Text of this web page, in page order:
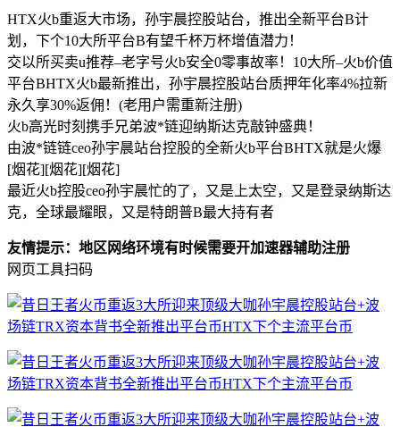
HTX火b重返大市场，孙宇晨控股站台，推出全新平台B计
划，下个10大所平台B有望千杯万杯增值潜力！
交以所买卖u推荐–老字号火b安全0零事故率！10大所–火b价值
平台BHTX火b最新推出，孙宇晨控股站台质押年化率4%拉新
永久享30%返佣！(老用户需重新注册)
火b高光时刻携手兄弟波*链迎纳斯达克敲钟盛典！
由波*链链ceo孙宇晨站台控股的全新火b平台BHTX就是火爆
[烟花][烟花][烟花]
最近火b控股ceo孙宇晨忙的了，又是上太空，又是登录纳斯达
克，全球最耀眼，又是特朗普B最大持有者
友情提示：地区网络环境有时候需要开加速器辅助注册
网页工具扫码